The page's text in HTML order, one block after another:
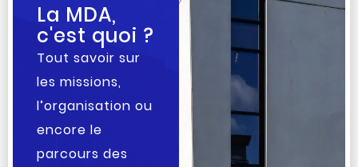
La MDA,
c'est quoi ?
Tout savoir sur
les missions,
l’organisation ou
encore le
parcours des